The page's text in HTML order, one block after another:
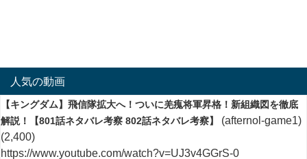
人気の動画
【キングダム】飛信隊拡大へ！ついに羌瘣将軍昇格！新組織図を徹底
解説！【801話ネタバレ考察 802話ネタバレ考察】
(afternol-game1)
(2,400)
https://www.youtube.com/watch?v=UJ3v4GGrS-0